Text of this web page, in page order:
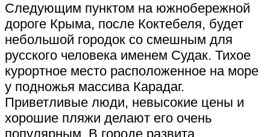
Следующим пунктом на южнобережной
дороге Крыма, после Коктебеля, будет
небольшой городок со смешным для
русского человека именем Судак. Тихое
курортное место расположенное на море
у подножья массива Карадаг.
Приветливые люди, невысокие цены и
хорошие пляжи делают его очень
популярным. В городе развита